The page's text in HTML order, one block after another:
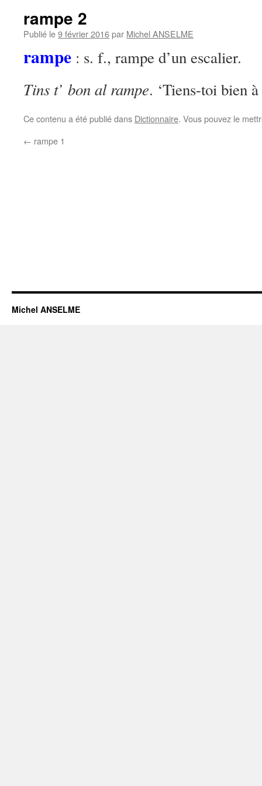
rampe 2
Publié le9 février 2016par Michel ANSELME
rampe : s. f., rampe d’un escalier.
Tins t’ bon al rampe. ‘Tiens-toi bien
Ce contenu a été publié dans Dictionnaire. Vous pouvez le
← rampe 1
Michel ANSELME